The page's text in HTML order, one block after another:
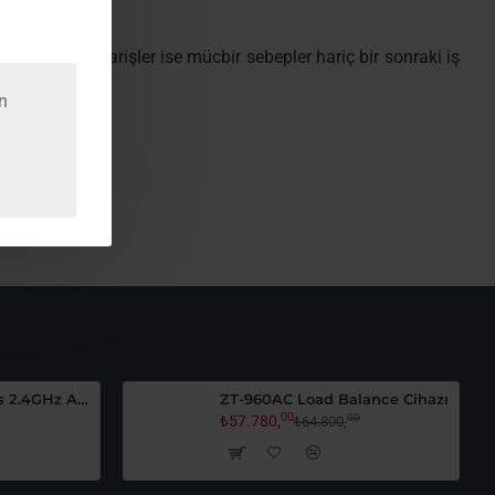
verilen siparişler ise mücbir sebepler hariç bir sonraki iş
ZT-120AP 300Mbps 2.4GHz Access Point
ZT-960AC Load Balance Cihazı
₺57.780,00₺64.800,00